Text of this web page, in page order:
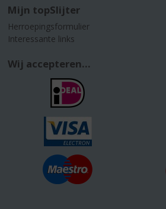
Mijn topSlijter
Herroepingsformulier
Interessante links
Wij accepteren...